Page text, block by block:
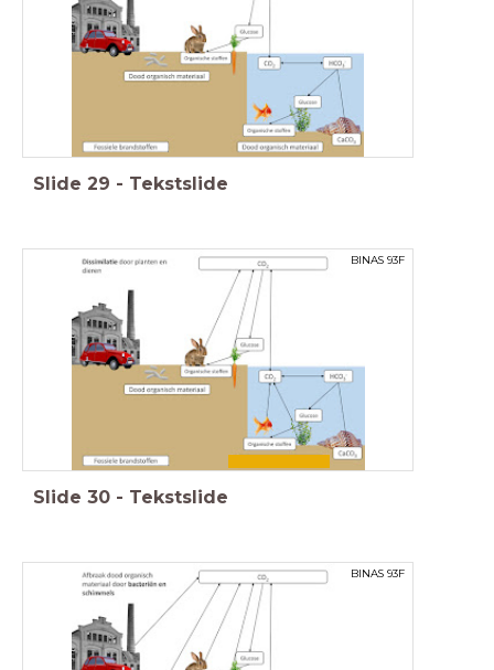
Slide 29 - Tekstslide
BINAS 93F
Slide 30 - Tekstslide
BINAS 93F